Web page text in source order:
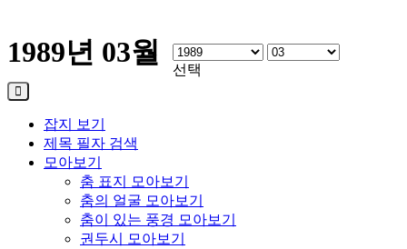
1989년 03월
선택
잡지 보기
제목 필자 검색
모아보기
춤 표지 모아보기
춤의 얼굴 모아보기
춤이 있는 풍경 모아보기
권두시 모아보기